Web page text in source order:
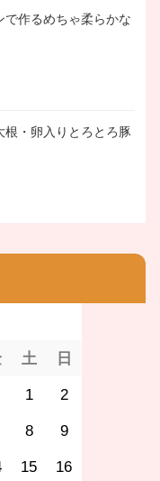
で作るめちゃ柔らかな
根・卵入りとろとろ豚
土 日
1 2
8 9
15 16